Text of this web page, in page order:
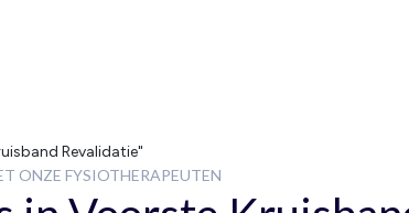
Revalidatie"
ONZE FYSIOTHERAPEUTEN